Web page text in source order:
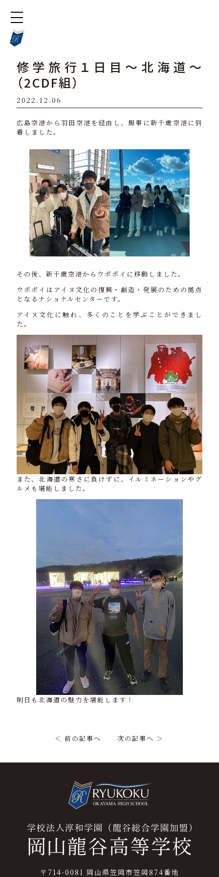
修学旅行１日目～北海道～
（2CDF組）
2022.12.06
広島空港から羽田空港を経由し、無事に新千歳空港に到
着しました。
その後、新千歳空港からウポポイに移動しました。
ウポポイはアイヌ文化の復興・創造・発展のための拠点
となるナショナルセンターです。
アイヌ文化に触れ、多くのことを学ぶことができまし
た。
また、北海道の寒さに負けずに、イルミネーションやグ
ルメも堪能しました。
明日も北海道の魅力を堪能します！
＜ 前の記事へ 次の記事へ ＞
〒714-0081 岡山県笠岡市笠岡874番地